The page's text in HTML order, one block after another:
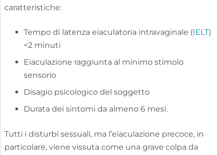
caratteristiche:
Tempo di latenza eiaculatoria intravaginale (IELT)
<2 minuti
Eiaculazione raggiunta al minimo stimolo
sensorio
Disagio psicologico del soggetto
Durata dei sintomi da almeno 6 mesi.
Tutti i disturbi sessuali, ma l’eiaculazione precoce, in
particolare, viene vissuta come una grave colpa da